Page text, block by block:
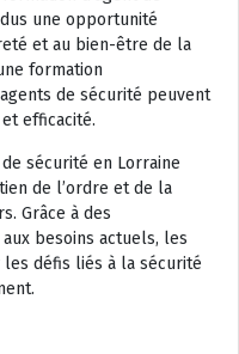
une opportunité
et au bien-être de la
formation
de sécurité peuvent
efficacité.
sécurité en Lorraine
de l’ordre et de la
Grâce à des
besoins actuels, les
défis liés à la sécurité